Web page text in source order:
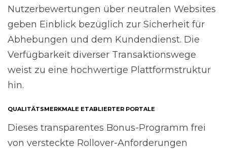
Nutzerbewertungen über neutralen Websites
geben Einblick bezüglich zur Sicherheit für
Abhebungen und dem Kundendienst. Die
Verfügbarkeit diverser Transaktionswege
weist zu eine hochwertige Plattformstruktur
hin.
QUALITÄTSMERKMALE ETABLIERTER PORTALE
Dieses transparentes Bonus-Programm frei
von versteckte Rollover-Anforderungen